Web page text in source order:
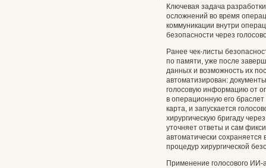
Ключевая задача
осложнений во время
коммуникации внутри
безопасности через
Ранее чек-листы
по памяти, уже после
данных и возможность их
автоматизирован:
голосовую информацию от
в операционную его
карта, и запускается
хирургическую бригаду
уточняет ответы и сам
автоматически
процедур хирургической
Применение голосового ИИ-